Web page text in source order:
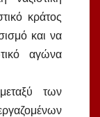
κράτος
και να
αγώνα
των